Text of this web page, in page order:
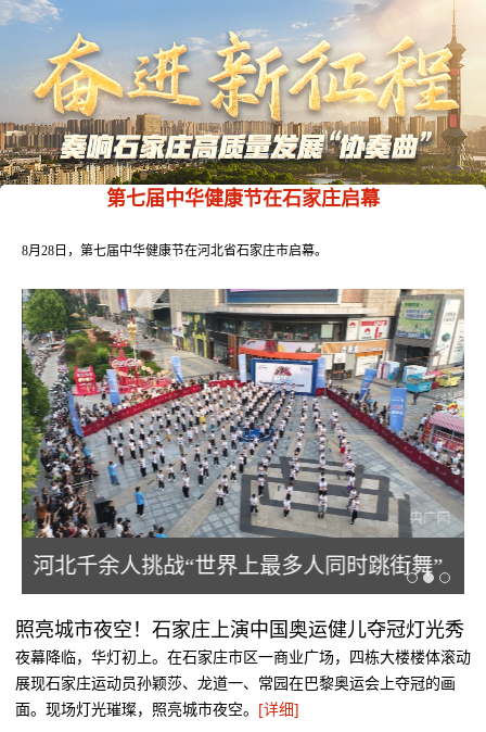
第七届中华健康节在石家庄启幕
8月28日，第七届中华健康节在河北省石家庄市启幕。
河北千余人挑战“世界上最多人同时跳街舞”
吉尼斯世界纪录
照亮城市夜空！石家庄上演中国奥运健儿夺冠灯光秀
夜幕降临，华灯初上。在石家庄市区一商业广场，四栋大楼楼体滚动
展现石家庄运动员孙颖莎、龙道一、常园在巴黎奥运会上夺冠的画
面。现场灯光璀璨，照亮城市夜空。 [详细]